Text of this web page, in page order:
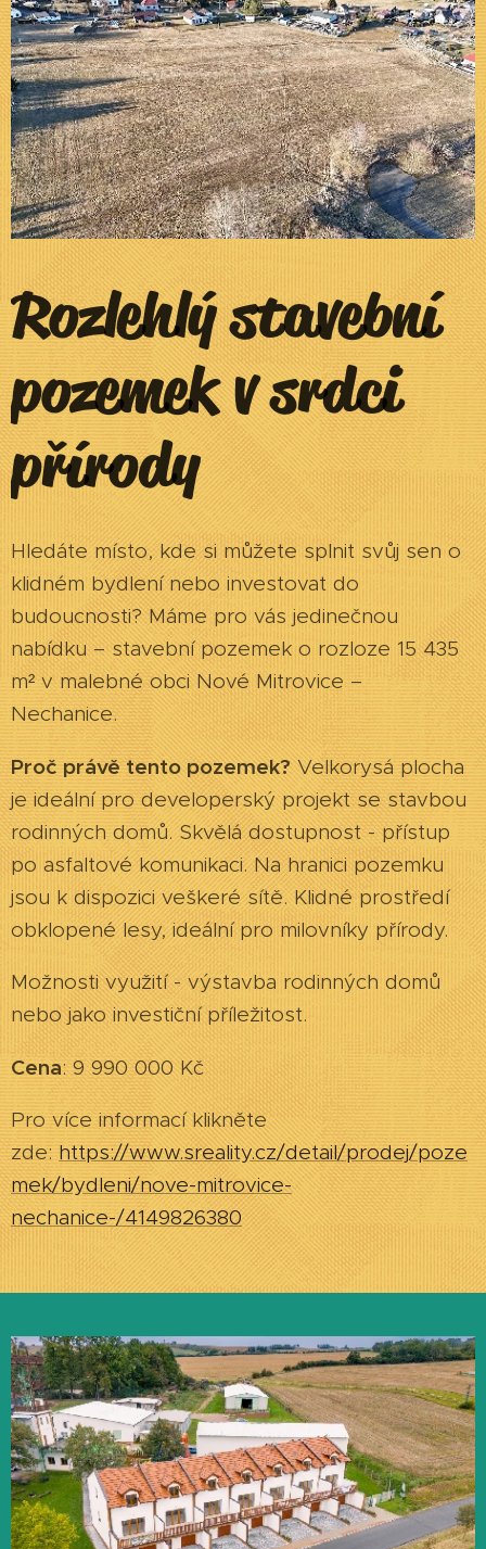
Rozlehlý stavební
pozemek v srdci
přírody
Hledáte místo, kde si můžete splnit svůj sen o
klidném bydlení nebo investovat do
budoucnosti? Máme pro vás jedinečnou
nabídku – stavební pozemek o rozloze 15 435
m² v malebné obci Nové Mitrovice –
Nechanice.
Proč právě tento pozemek?Velkorysá plocha
je ideální pro developerský projekt se stavbou
rodinných domů. Skvělá dostupnost - přístup
po asfaltové komunikaci. Na hranici pozemku
jsou k dispozici veškeré sítě. Klidné prostředí
obklopené lesy, ideální pro milovníky přírody.
Možnosti využití - výstavba rodinných domů
nebo jako investiční příležitost.
Cena: 9 990 000 Kč
Pro více informací klikněte
zde: https://www.sreality.cz/detail/prodej/poze
mek/bydleni/nove-mitrovice-
nechanice-/4149826380